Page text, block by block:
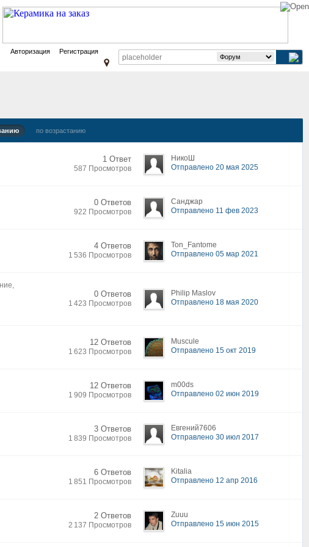
Авторизация Регистрация
по возрастанию
1 Ответ
587 Просмотров
НикоШ
Отправлено 20 мая 2025
0 Ответов
922 Просмотров
Санджар
Отправлено 11 фев 2023
4 Ответов
1 536 Просмотров
Ton_Fantome
Отправлено 05 мар 2021
0 Ответов
1 423 Просмотров
Philip Maslov
Отправлено 18 мая 2020
12 Ответов
1 623 Просмотров
Muscule
Отправлено 15 окт 2019
12 Ответов
1 909 Просмотров
m00ds
Отправлено 02 июн 2019
3 Ответов
1 839 Просмотров
Евгений7606
Отправлено 30 июл 2017
6 Ответов
1 851 Просмотров
Kitalia
Отправлено 12 апр 2016
2 Ответов
2 137 Просмотров
Zuuu
Отправлено 15 июн 2015